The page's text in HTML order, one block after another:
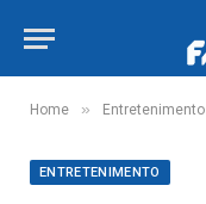
Home » Entretenimento
ENTRETENIMENTO